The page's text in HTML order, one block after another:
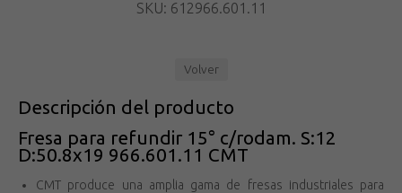
SKU: 612966.601.11
Volver
Descripción del producto
Fresa para refundir 15° c/rodam. S:12
D:50.8x19 966.601.11 CMT
CMT produce una amplia gama de fresas industriales para